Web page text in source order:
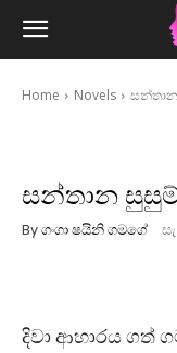
Home Novels
සන්තාන
By ගංගා ෂයිනි ගමගේ
දිවා ආහාරය ගත්